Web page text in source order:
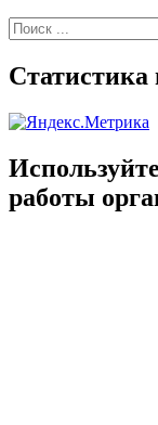
Найти:
работы